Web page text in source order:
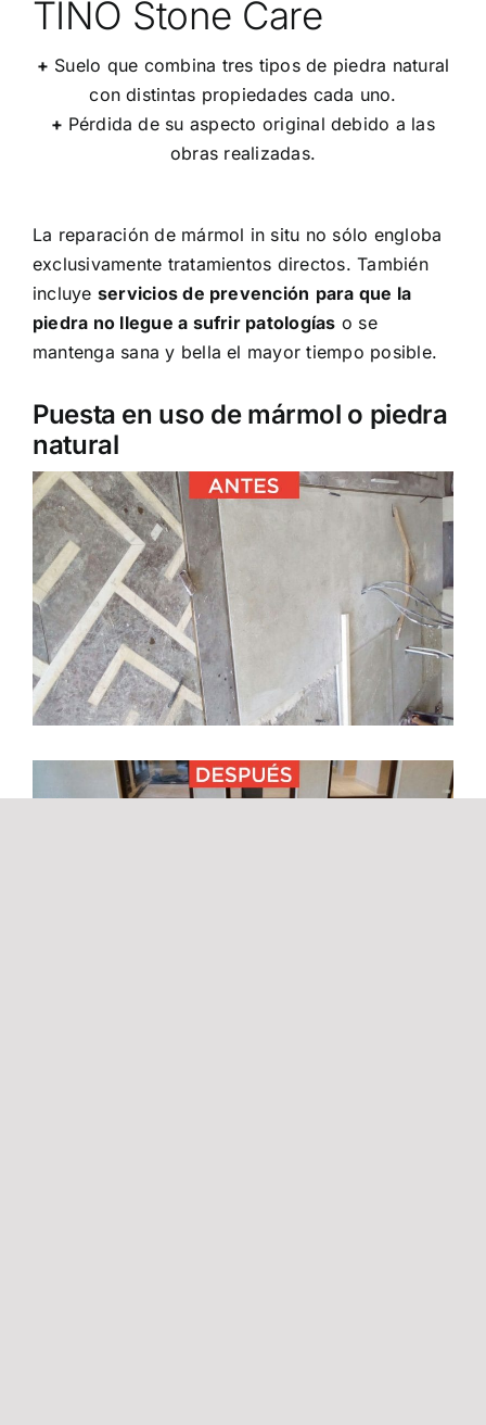
TINO Stone Care
+ Suelo que combina tres tipos de piedra natural
con distintas propiedades cada uno.
+ Pérdida de su aspecto original debido a las
obras realizadas.
La reparación de mármol in situ no sólo engloba
exclusivamente tratamientos directos. También
incluye servicios de prevención para que la
piedra no llegue a sufrir patologías o se
mantenga sana y bella el mayor tiempo posible.
Puesta en uso de mármol o piedra
natural